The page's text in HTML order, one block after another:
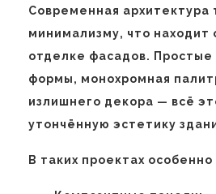
Современная архитектура
минимализму, что находит
отделке фасадов. Простые
формы, монохромная
излишнего декора — всё
утончённую эстетику
В таких проектах